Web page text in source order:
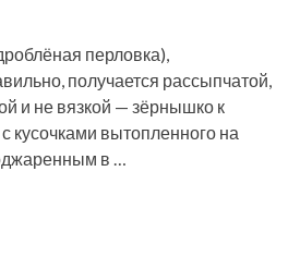
перловка),
получается рассыпчатой,
и не вязкой — зёрнышко к
кусочками вытопленного на
в …